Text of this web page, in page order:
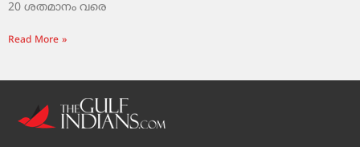
20 ശതമാനം വരെ
Read More »